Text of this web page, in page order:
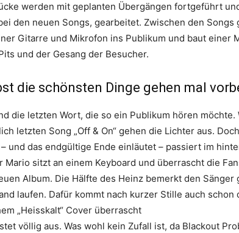
werden mit geplanten Übergängen fortgeführt
den neuen Songs, gearbeitet. Zwischen den
Gitarre und Mikrofon ins Publikum und baut einer
und der Gesang der Besucher.
die schönsten Dinge gehen mal
die letzten Wort, die so ein Publikum hören möchte.
letzten Song „Off & On“ gehen die Lichter aus.
und das endgültige Ende einläutet – passiert im
Mario sitzt an einem Keyboard und überrascht die
Album. Die Hälfte des Heinz bemerkt den
laufen. Dafür kommt nach kurzer Stille auch
„Heisskalt“ Cover überrascht
völlig aus. Was wohl kein Zufall ist, da Blackout